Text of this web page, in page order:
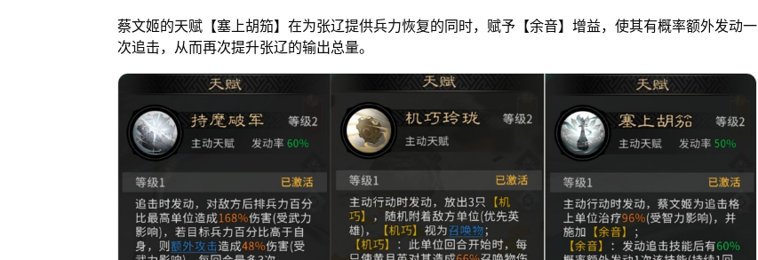
蔡文姬的天赋【塞上胡笳】在为张辽提供兵力恢复的同时，赋予【余音】增益，使其有概率额外发动一
次追击，从而再次提升张辽的输出总量。